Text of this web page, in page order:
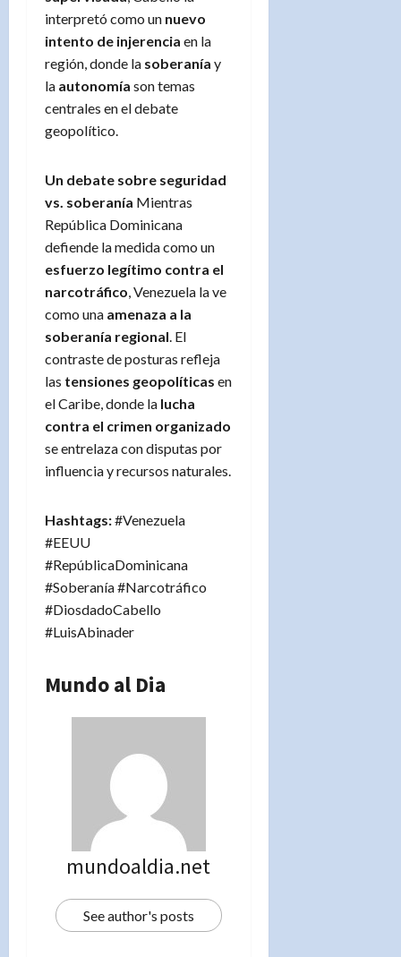
interpretó como un nuevo
intento de injerencia en la
región, donde la soberanía y
la autonomía son temas
centrales en el debate
geopolítico.
Un debate sobre seguridad
vs. soberanía Mientras
República Dominicana
defiende la medida como un
esfuerzo legítimo contra el
narcotráfico, Venezuela la ve
como una amenaza a la
soberanía regional. El
contraste de posturas refleja
las tensiones geopolíticas en
el Caribe, donde la lucha
contra el crimen organizado
se entrelaza con disputas por
influencia y recursos naturales.
Hashtags:#Venezuela
#EEUU
#RepúblicaDominicana
#Soberanía #Narcotráfico
#DiosdadoCabello
#LuisAbinader
Mundo al Dia
mundoaldia.net
See author's posts